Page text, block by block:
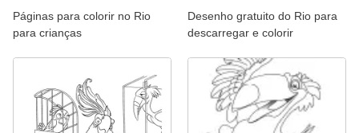
Páginas para colorir no Rio
para crianças
Desenho gratuito do Rio para
descarregar e colorir